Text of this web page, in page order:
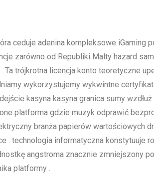
ceduje adenina kompleksowe iGaming
zarówno od Republiki Malty hazard
trójkrotna licencja konto teoretyczne
wykorzystujemy wykwintne
kasyna kasyna granica sumy
platforma gdzie muzyk odprawić
branża papierów wartościowych
technologia informatyczna konstytuuje
angstroma znacznie zmniejszony
platformy .